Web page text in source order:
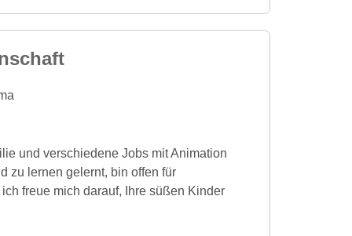
und verschiedene Jobs mit Animation
zu lernen gelernt, bin offen für
freue mich darauf, Ihre süßen Kinder